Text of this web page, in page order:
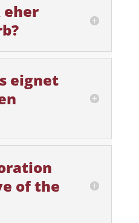
eher
eignet
of the